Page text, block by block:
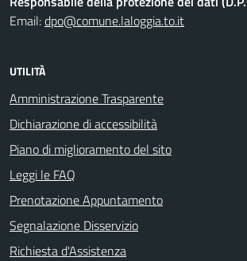
Email:dpo@comune.laloggia.to.it
UTILITÀ
Amministrazione Trasparente
Dichiarazione di accessibilità
Piano di miglioramento del sito
Leggi le FAQ
Prenotazione Appuntamento
Segnalazione Disservizio
Richiesta d'Assistenza